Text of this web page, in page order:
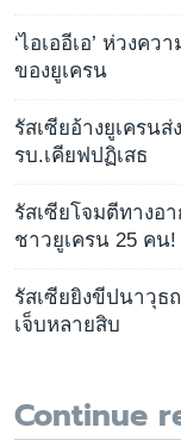
‘ไอเออีเอ’ ห่วงค
ของยูเครน
รัสเซียอ้างยูเครน
รบ.เคียฟปฏิเสธ
รัสเซียโจมตีทางอ
ชาวยูเครน 25 คน!
รัสเซียยิงขีปนาวุธ
เจ็บหลายสิบ
Continue